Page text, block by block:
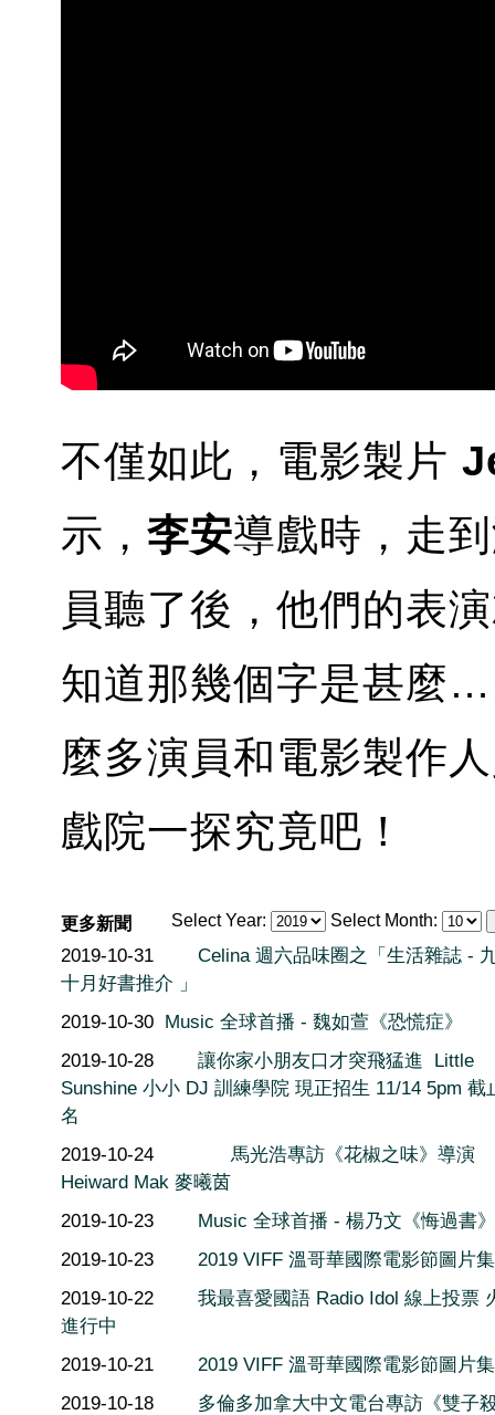
不僅如此，電影製片
示， 李安導戲時，走
員聽了後，他們的表
知道那幾個字是甚麼
麼多演員和電影製作
戲院一探究竟吧！
Select Year: Select Month:
更多新聞
2019-10-31
Celina 週六品味圈之「生活雜誌 -
十月好書推介 」
2019-10-30 Music 全球首播 - 魏如萱《恐慌症》
2019-10-28
讓你家小朋友口才突飛猛進 ​ Little
Sunshine 小小 DJ 訓練學院 現正招生 11/14 5pm 截
名
2019-10-24
馬光浩專訪《花椒之味》導演
Heiward Mak 麥曦茵
2019-10-23
Music 全球首播 - 楊乃文《悔過書》
2019-10-23
2019 VIFF 溫哥華國際電影節圖片
2019-10-22
我最喜愛國語 Radio Idol 線上投票
進行中
2019-10-21
2019 VIFF 溫哥華國際電影節圖片
2019-10-18
多倫多加拿大中文電台專訪《雙子